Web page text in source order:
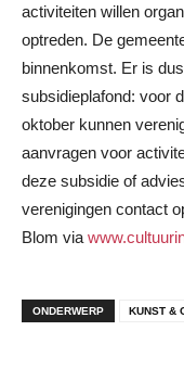
activiteiten willen
optreden. De
binnenkomst. Er is
subsidieplafond: voor
oktober kunnen
aanvragen voor
deze subsidie of
verenigingen contact
Blom via
ONDERWERP KUNST &